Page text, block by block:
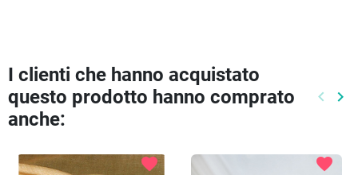
I clienti che hanno acquistato
questo prodotto hanno comprato
anche:
keyboard_arrow_left keyboard_arrow_right
favorite favorite